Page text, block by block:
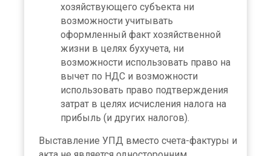
хозяйствующего субъекта ни
возможности учитывать
оформленный факт хозяйственной
жизни в целях бухучета, ни
возможности использовать право на
вычет по НДС и возможности
использовать право подтверждения
затрат в целях исчисления налога на
прибыль (и других налогов).
Выставление УПД вместо счета-фактуры и